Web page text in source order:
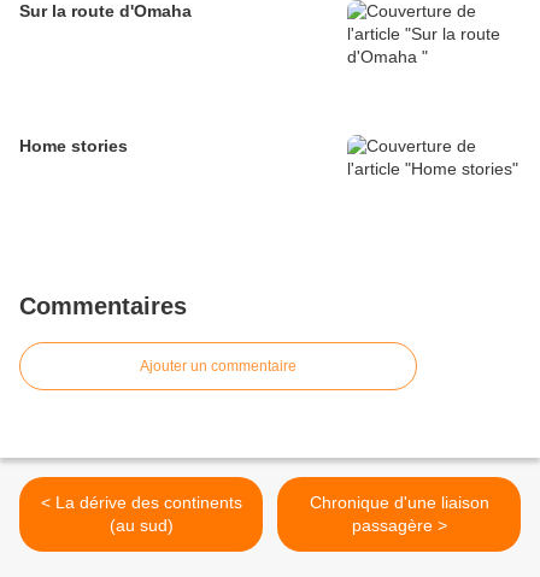
Sur la route d'Omaha
Home stories
Commentaires
Ajouter un commentaire
< La dérive des continents
(au sud)
Chronique d'une liaison
passagère >